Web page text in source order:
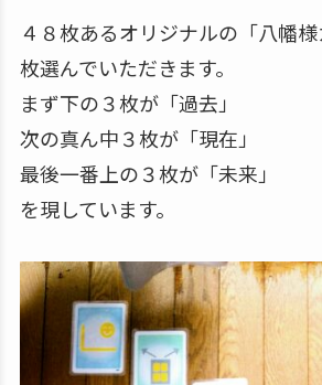
４８枚あるオリジナルの「八幡
枚選んでいただきます。
まず下の３枚が「過去」
次の真ん中３枚が「現在」
最後一番上の３枚が「未来」
を現しています。